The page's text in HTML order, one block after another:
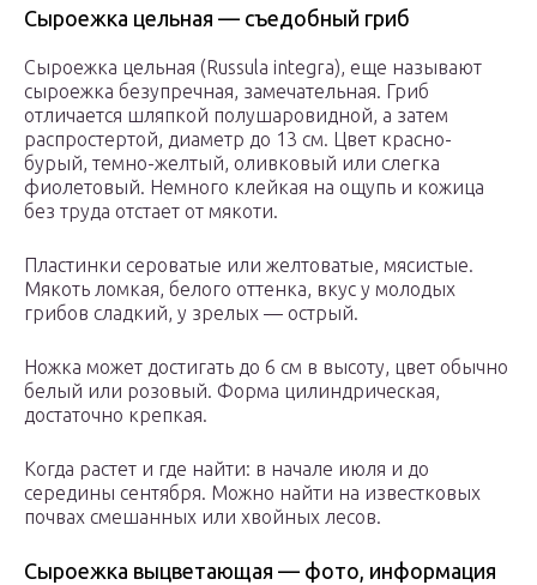
Сыроежка цельная — съедобный гриб
Сыроежка цельная (Russula integra), еще называют
сыроежка безупречная, замечательная. Гриб
отличается шляпкой полушаровидной, а затем
распростертой, диаметр до 13 см. Цвет красно-
бурый, темно-желтый, оливковый или слегка
фиолетовый. Немного клейкая на ощупь и кожица
без труда отстает от мякоти.
Пластинки сероватые или желтоватые, мясистые.
Мякоть ломкая, белого оттенка, вкус у молодых
грибов сладкий, у зрелых — острый.
Ножка может достигать до 6 см в высоту, цвет обычно
белый или розовый. Форма цилиндрическая,
достаточно крепкая.
Когда растет и где найти: в начале июля и до
середины сентября. Можно найти на известковых
почвах смешанных или хвойных лесов.
Сыроежка выцветающая — фото, информация